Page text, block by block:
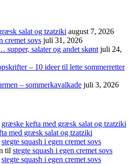
salat og tzatziki august 7, 2026
cremet sovs juli 31, 2026
supper, salater og andet skønt juli 24,
– 10 ideer til lette sommerretter
– sommerkavalkade juli 3, 2026
græske kefta med græsk salat og tzatziki
med græsk salat og tzatziki
stegte squash i egen cremet sovs
til stegte squash i egen cremet sovs
stegte squash i egen cremet sovs